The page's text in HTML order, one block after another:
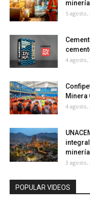
5 agosto,
4 agosto,
Minera
4 agosto,
minería
3 agosto,
POPULAR VIDEOS